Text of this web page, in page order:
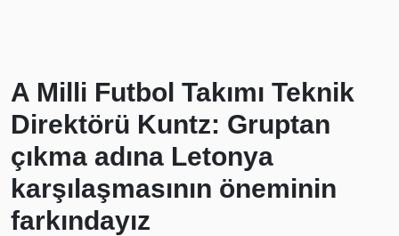
A Milli Futbol Takımı Teknik
Direktörü Kuntz: Gruptan
çıkma adına Letonya
karşılaşmasının öneminin
farkındayız